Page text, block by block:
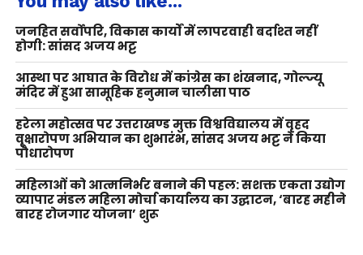
जनहित सर्वोपरि, विकास कार्यों में लापरवाही बर्दाश्त नहीं
होगी: सांसद अजय भट्ट
आस्था पर आघात के विरोध में कांग्रेस का शंखनाद, गोल्ज्यू
मंदिर में हुआ सामूहिक हनुमान चालीसा पाठ
हरेला महोत्सव पर उत्तराखण्ड मुक्त विश्वविद्यालय में वृहद
वृक्षारोपण अभियान का शुभारंभ, सांसद अजय भट्ट ने किया
पौधारोपण
महिलाओं को आत्मनिर्भर बनाने की पहल: सशक्त एकता उद्योग
व्यापार मंडल महिला मोर्चा कार्यालय का उद्घाटन, ‘बारह महीने
बारह रोजगार योजना’ शुरू